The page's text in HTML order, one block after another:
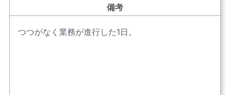
備考
つつがなく業務が進行した1日。